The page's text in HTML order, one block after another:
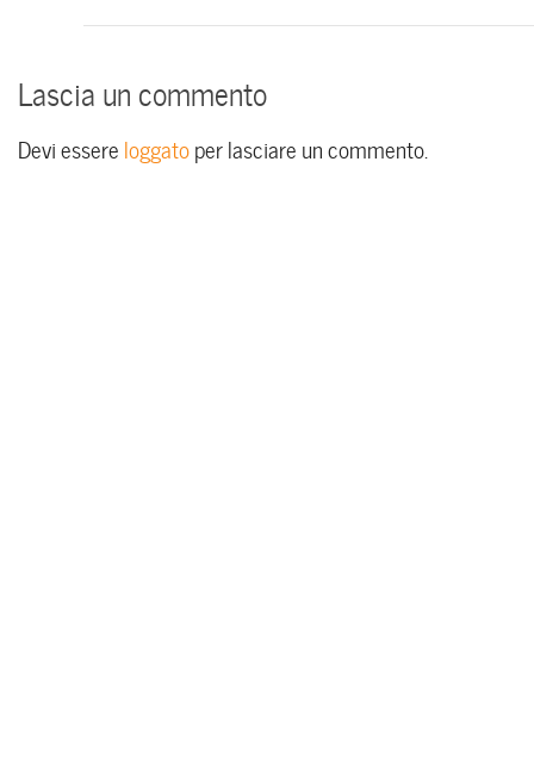
Lascia un commento
Devi essere loggatoper lasciare un commento.